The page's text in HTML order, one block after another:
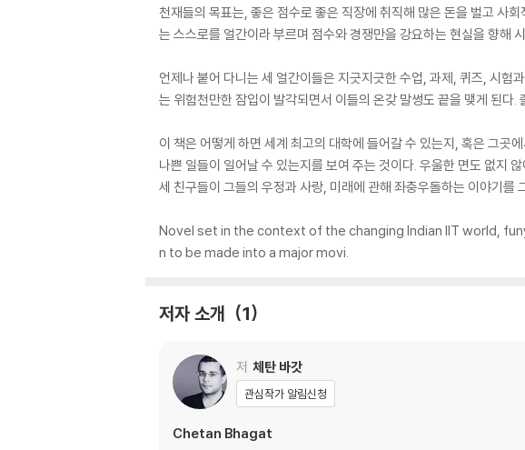
천재들의 목표는, 좋은 점수로 좋은 직장에 취직해 많은 돈을 벌고 사
는 스스로를 얼간이라 부르며 점수와 경쟁만을 강요하는 현실을 향해
언제나 붙어 다니는 세 얼간이들은 지긋지긋한 수업, 과제, 퀴즈, 시험
는 위험천만한 잠입이 발각되면서 이들의 온갖 말썽도 끝을 맺게 된다
이 책은 어떻게 하면 세계 최고의 대학에 들어갈 수 있는지, 혹은 그곳
나쁜 일들이 일어날 수 있는지를 보여 주는 것이다. 우울한 면도 없지
세 친구들이 그들의 우정과 사랑, 미래에 관해 좌충우돌하는 이야기를
Novel set in the context of the changing Indian IIT world,
n to be made into a major movi.
저자 소개 1
저 체탄 바갓
관심작가 알림신청
Chetan Bhagat